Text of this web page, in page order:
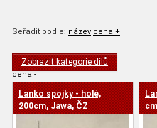
Seřadit podle: název cena +
cena -
Zobrazit kategorie dílů
Lanko spojky - holé,
200cm, Jawa, ČZ